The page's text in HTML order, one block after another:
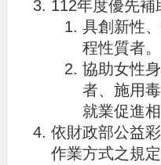
112年度優先補
具創新性
程性質者。
協助女性
者、施用
就業促進相
依財政部公益
作業方式之規